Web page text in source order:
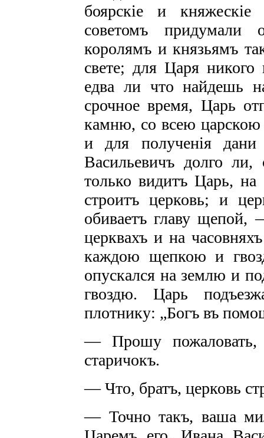
боярскіе и
советомъ придумали
королямъ и князьямъ
свете; для Царя
едва ли что найдешь
срочное время, Царь
камню, со всею царскою
и для полученія
Васильевичъ долго
только видитъ Царь,
строитъ церковь; и
обиваетъ главу щепой,
церквахъ и на
каждою щепкою и
опускался на землю и
гвоздю. Царь
плотнику: „Богъ въ
— Прошу пожаловать,
старичокъ.
— Что, братъ, церковь
— Точно такъ, ваша